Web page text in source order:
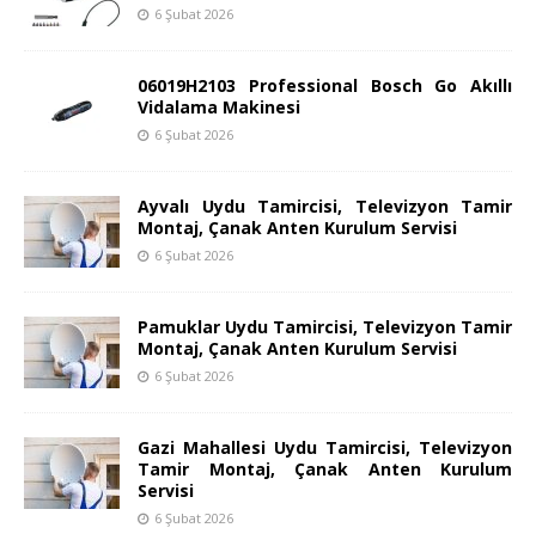
6 Şubat 2026
06019H2103 Professional Bosch Go Akıllı
Vidalama Makinesi
6 Şubat 2026
Ayvalı Uydu Tamircisi, Televizyon Tamir
Montaj, Çanak Anten Kurulum Servisi
6 Şubat 2026
Pamuklar Uydu Tamircisi, Televizyon Tamir
Montaj, Çanak Anten Kurulum Servisi
6 Şubat 2026
Gazi Mahallesi Uydu Tamircisi, Televizyon
Tamir Montaj, Çanak Anten Kurulum
Servisi
6 Şubat 2026